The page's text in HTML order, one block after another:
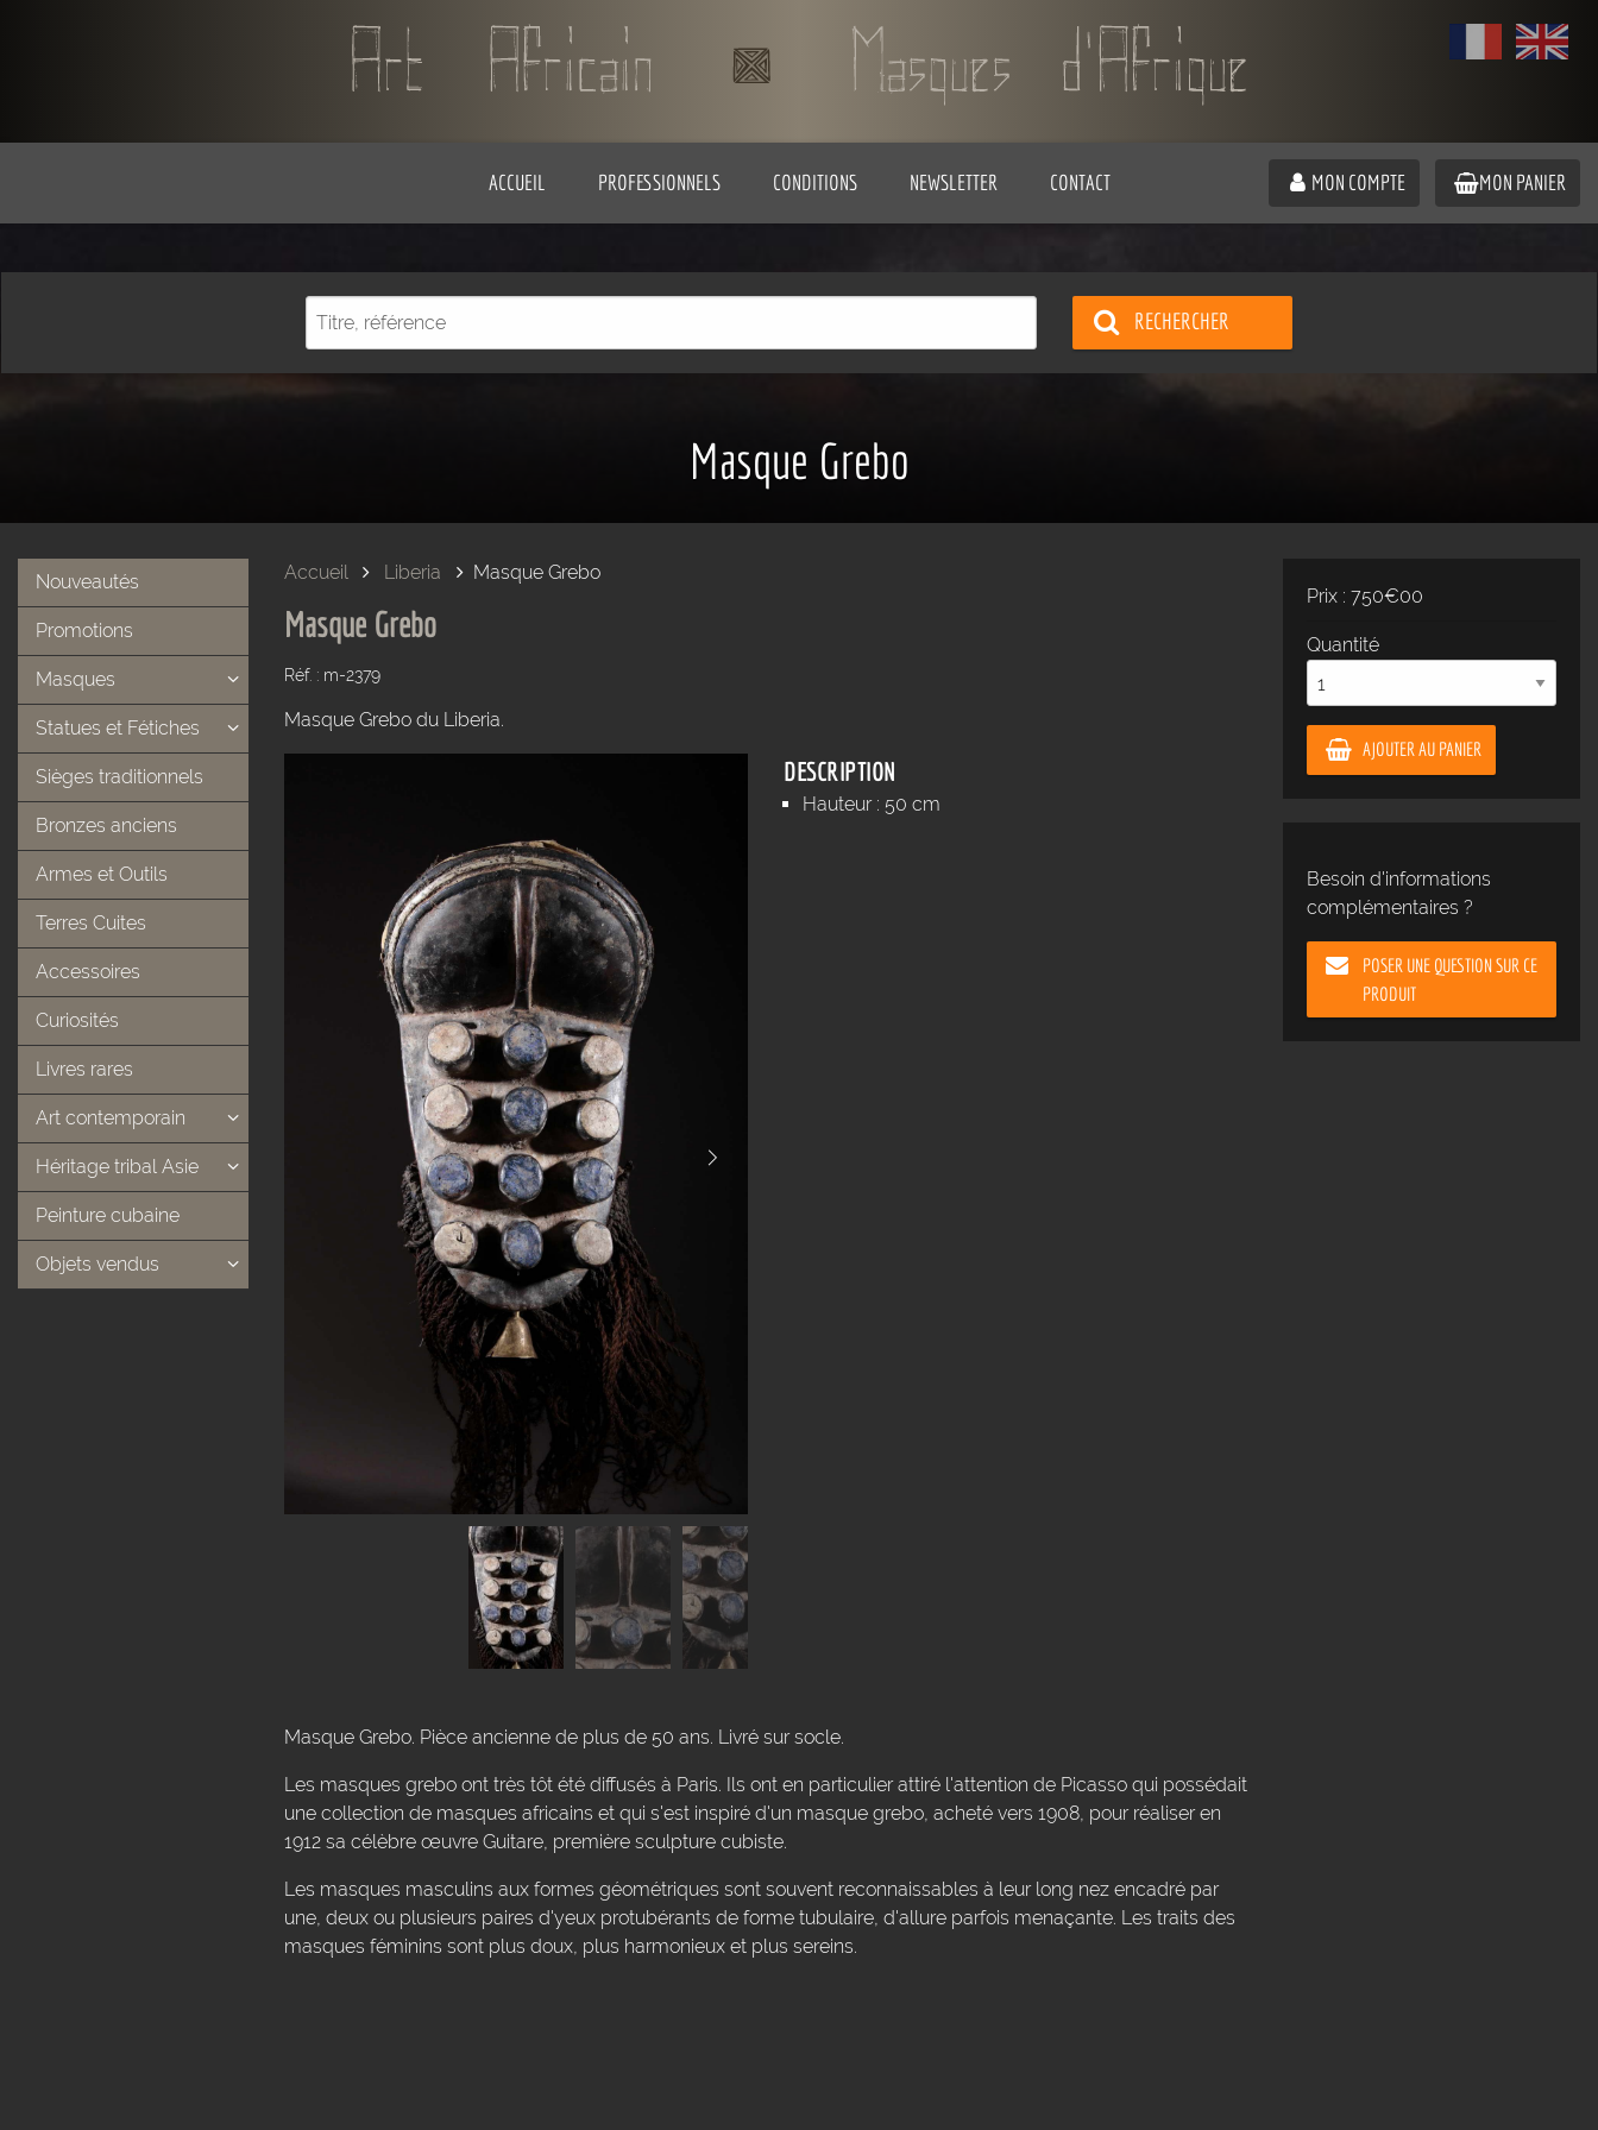
ACCUEIL PROFESSIONNELS CONDITIONS NEWSLETTER CONTACT MON COMPTE MON PANIER
RECHERCHER
Masque Grebo
Nouveautés
Promotions
Masques
Statues et Fétiches
Sièges traditionnels
Bronzes anciens
Armes et Outils
Terres Cuites
Accessoires
Curiosités
Livres rares
Art contemporain
Héritage tribal Asie
Peinture cubaine
Objets vendus
Accueil Liberia Masque Grebo
Masque Grebo
Réf. : m-2379
Masque Grebo du Liberia.
DESCRIPTION
Hauteur : 50 cm
Masque Grebo. Pièce ancienne de plus de 50 ans. Livré sur socle.
Les masques grebo ont très tôt été diffusés à Paris. Ils ont en particulier attiré l'attention de Picasso qui possédait
une collection de masques africains et qui s'est inspiré d'un masque grebo, acheté vers 1908, pour réaliser en
1912 sa célèbre œuvre Guitare, première sculpture cubiste.
Les masques masculins aux formes géométriques sont souvent reconnaissables à leur long nez encadré par
une, deux ou plusieurs paires d'yeux protubérants de forme tubulaire, d'allure parfois menaçante. Les traits des
masques féminins sont plus doux, plus harmonieux et plus sereins.
Prix : 750€00
Quantité
AJOUTER AU PANIER
Besoin d'informations
complémentaires ?
POSER UNE QUESTION SUR CE
PRODUIT